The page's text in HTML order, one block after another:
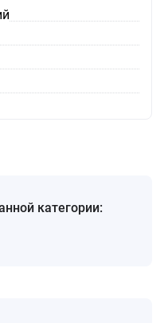
категории: